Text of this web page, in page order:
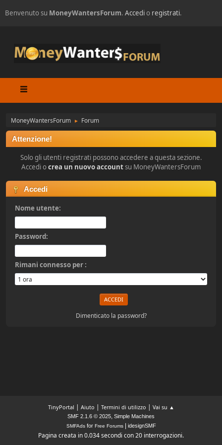
Benvenuto su MoneyWantersForum. Accedio registrati.
MoneyWantersForum ► Forum
Attenzione!
Solo gli utenti registrati possono accedere a questa sezione.
Accedi ocrea un nuovo accountsu MoneyWantersForum
Accedi
Nome utente:
Password:
Rimani connesso per :
Dimenticato la password?
TinyPortal | Aiuto | Termini di utilizzo | Vai su ▲
SMF 2.1.6 © 2025, Simple Machines
SMFAdsfor Free Forums| idesignSMF
Pagina creata in 0.034 secondi con 20 interrogazioni.